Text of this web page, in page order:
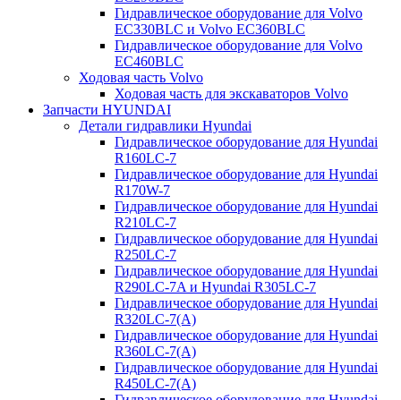
Гидравлическое оборудование для Volvo
EC330BLC и Volvo EC360BLC
Гидравлическое оборудование для Volvo
EC460BLC
Ходовая часть Volvo
Ходовая часть для экскаваторов Volvo
Запчасти HYUNDAI
Детали гидравлики Hyundai
Гидравлическое оборудование для Hyundai
R160LC-7
Гидравлическое оборудование для Hyundai
R170W-7
Гидравлическое оборудование для Hyundai
R210LC-7
Гидравлическое оборудование для Hyundai
R250LC-7
Гидравлическое оборудование для Hyundai
R290LC-7A и Hyundai R305LC-7
Гидравлическое оборудование для Hyundai
R320LC-7(A)
Гидравлическое оборудование для Hyundai
R360LC-7(A)
Гидравлическое оборудование для Hyundai
R450LC-7(A)